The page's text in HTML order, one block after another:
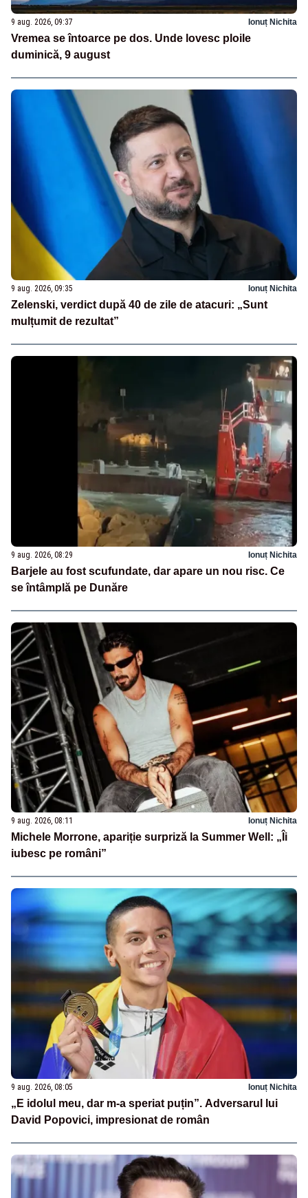
9 aug. 2026, 09:37 Ionuț Nichita
Vremea se întoarce pe dos. Unde lovesc ploile
duminică, 9 august
9 aug. 2026, 09:35 Ionuț Nichita
Zelenski, verdict după 40 de zile de atacuri: „Sunt
mulțumit de rezultat”
9 aug. 2026, 08:29 Ionuț Nichita
Barjele au fost scufundate, dar apare un nou risc. Ce
se întâmplă pe Dunăre
9 aug. 2026, 08:11 Ionuț Nichita
Michele Morrone, apariție surpriză la Summer Well: „Îi
iubesc pe români”
9 aug. 2026, 08:05 Ionuț Nichita
„E idolul meu, dar m-a speriat puțin”. Adversarul lui
David Popovici, impresionat de român